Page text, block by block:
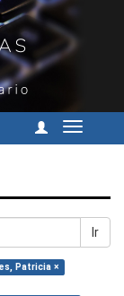
Cambiar
Ir
Patricia ×